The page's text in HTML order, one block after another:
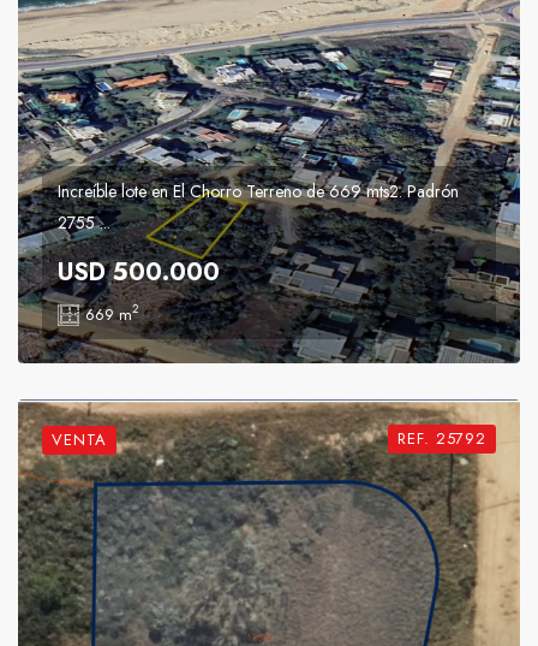
Increíble lote en El Chorro Terreno de 669 mts2. Padrón
2755 ...
USD 500.000
669 m2
VENTA REF. 25792